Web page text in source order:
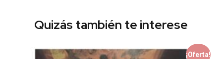
Quizás también te interese
¡Oferta!